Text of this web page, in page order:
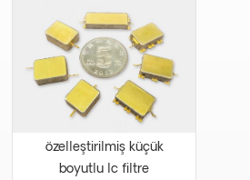
özelleştirilmiş küçük
boyutlu lc filtre